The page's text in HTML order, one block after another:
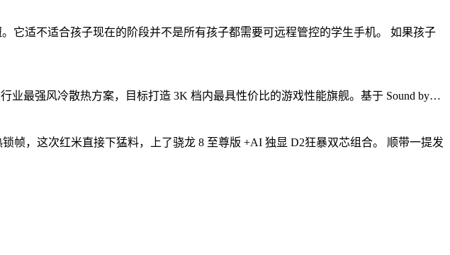
它适不适合孩子现在的阶段并不是所有孩子都需要可远程管控的学生手机。 如果孩子
业最强风冷散热方案，目标打造 3K 档内最具性价比的游戏性能旗舰。基于 Sound by…
帧，这次红米直接下猛料，上了骁龙 8 至尊版 +AI 独显 D2狂暴双芯组合。 顺带一提发